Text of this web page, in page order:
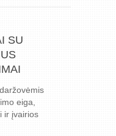
SU
eiga,
ir įvairios